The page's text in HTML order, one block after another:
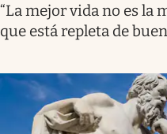
“La mejor vida no es la
que está repleta de